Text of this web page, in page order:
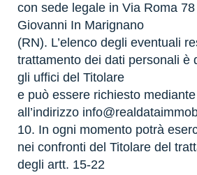
con sede legale in Via Roma
Giovanni In Marignano
(RN). L’elenco degli eventuali
trattamento dei dati personali è
gli uffici del Titolare
e può essere richiesto mediante
all’indirizzo
10. In ogni momento potrà
nei confronti del Titolare del
degli artt. 15-22